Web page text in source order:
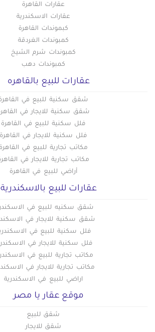
عقارات القاهرة
عقارات الاسكندرية
كبموندات القاهرة
كمبوندات الغردقة
كمبوندات شرم الشيخ
كمبوندات دهب
عقارات للبيع بالقاهره
شقق سكنية للبيع في
شقق سكنية للايجار في
فلل سكنية للبيع في القاهرة
فلل سكنية للايجار في القاهرة
مكاتب تجارية للبيع في القاهرة
مكاتب تجارية للايجار في
أراضي للبيع في القاهرة
عقارات للبيع بالاسكندرية
شقق سكنيه للبيع في
شقق سكنية للايجار في
فلل سكنية للبيع في
فلل سكنية للايجار في
مكاتب تجارية للبيع في
مكاتب تجارية للايجار في
اراضي للبيع في الاسكندرية
موقع عقار يا مصر
شقق للبيع
شقق للايجار